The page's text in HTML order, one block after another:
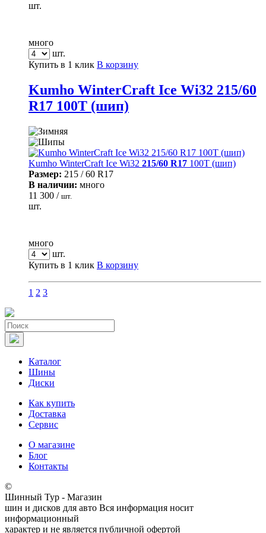
шт.
много
шт.
Купить в 1 клик В корзину
Kumho WinterCraft Ice Wi32 215/60
R17 100T (шип)
Kumho WinterCraft Ice Wi32 215/60 R17 100T (шип)
Размер: 215 / 60 R17
В наличии: много
11 300 / шт.
шт.
много
шт.
Купить в 1 клик В корзину
1 2 3
Каталог
Шины
Диски
Как купить
Доставка
Сервис
О магазине
Блог
Контакты
©
Шинный Тур - Магазин
шин и дисков для авто Вся информация носит
информационный
характер и не является публичной офертой